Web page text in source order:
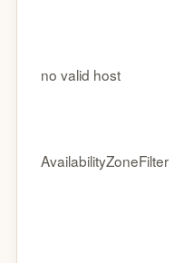
no valid host
AvailabilityZoneFilter